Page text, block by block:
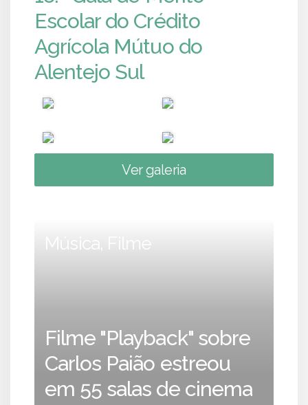
Escolar do Crédito
Agrícola Mútuo do
Alentejo Sul
Ver galeria
Música, Filme
Filme "Playback" sobre
Carlos Paião estreou
em 55 salas de cinema